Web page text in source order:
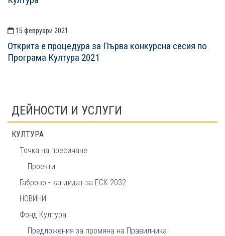
15 февруари 2021
Открита е процедура за Първа конкурсна сесия по
Програма Култура 2021
ДЕЙНОСТИ И УСЛУГИ
КУЛТУРА
Точка на пресичане
Проекти
Габрово - кандидат за ЕСК 2032
НОВИНИ
Фонд Култура
Предложения за промяна на Правилника